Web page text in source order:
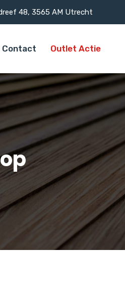
48, 3565 AM Utrecht
Contact Outlet Actie